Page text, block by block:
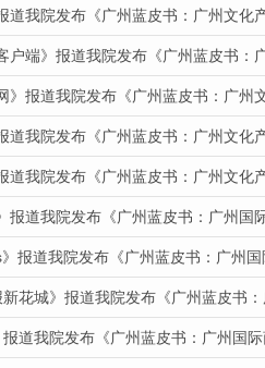
道我院发布《广州蓝皮书：广州文化
户端》报道我院发布《广州蓝皮书：
》报道我院发布《广州蓝皮书：广州
道我院发布《广州蓝皮书：广州文化
道我院发布《广州蓝皮书：广州文化
报道我院发布《广州蓝皮书：广州国
报道我院发布《广州蓝皮书：广州
花城》报道我院发布《广州蓝皮书
道我院发布《广州蓝皮书：广州国